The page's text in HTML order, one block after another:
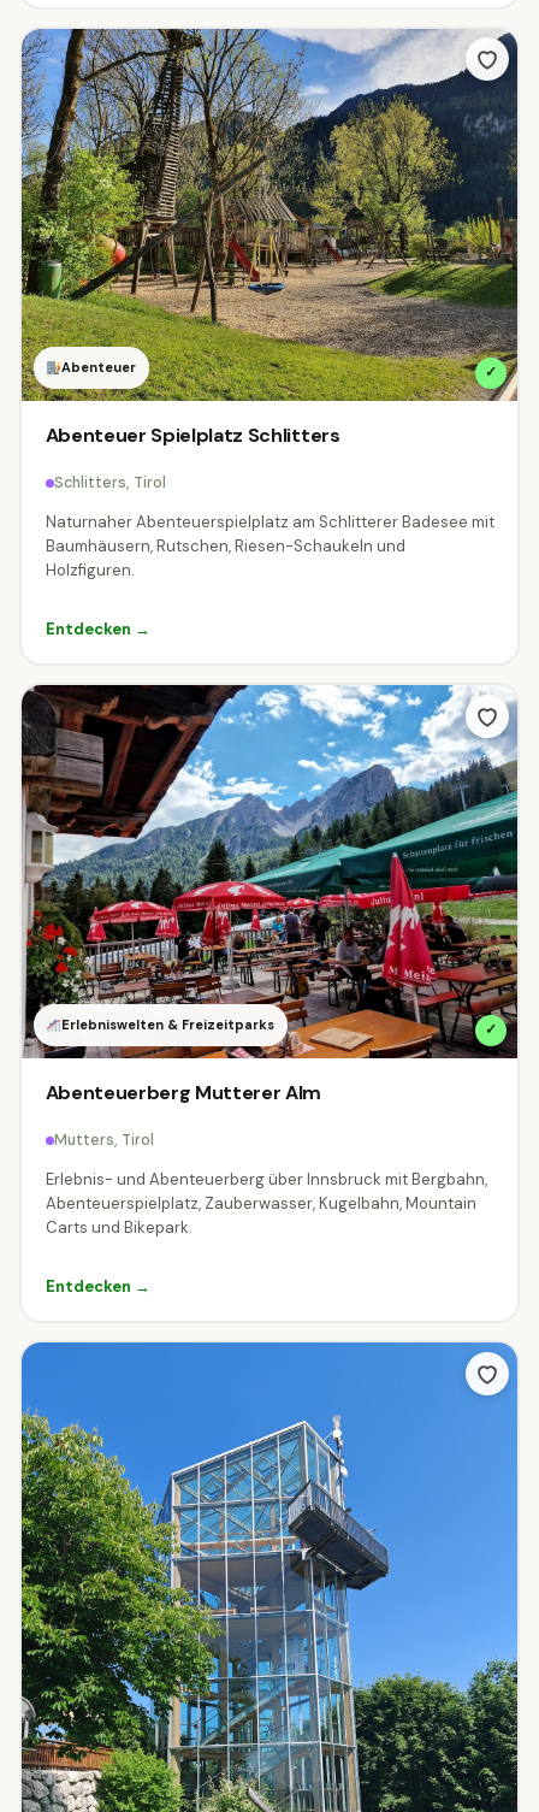
Abenteuer ✓
Abenteuer Spielplatz Schlitters
Schlitters, Tirol
Naturnaher Abenteuerspielplatz am Schlitterer Badesee mit
Baumhäusern, Rutschen, Riesen-Schaukeln und
Holzfiguren.
Entdecken →
Erlebniswelten & Freizeitparks ✓
Abenteuerberg Mutterer Alm
Mutters, Tirol
Erlebnis- und Abenteuerberg über Innsbruck mit Bergbahn,
Abenteuerspielplatz, Zauberwasser, Kugelbahn, Mountain
Carts und Bikepark.
Entdecken →